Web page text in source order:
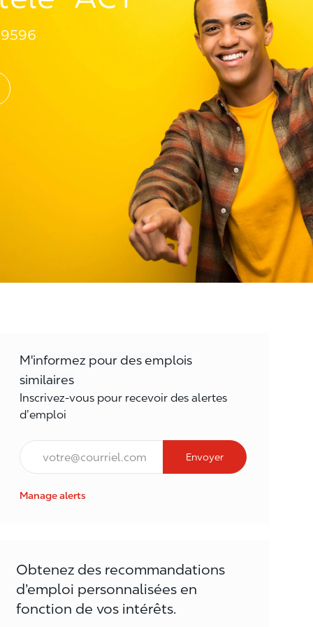
M'informez pour des emplois
similaires
Inscrivez-vous pour recevoir des alertes
d’emploi
Courriel*
Envoyer
Manage alerts
Obtenez des recommandations
d’emploi personnalisées en
fonction de vos intérêts.